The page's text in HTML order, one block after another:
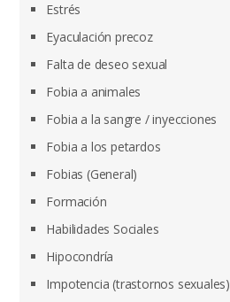
Estrés
Eyaculación precoz
Falta de deseo sexual
Fobia a animales
Fobia a la sangre / inyecciones
Fobia a los petardos
Fobias (General)
Formación
Habilidades Sociales
Hipocondría
Impotencia (trastornos sexuales)